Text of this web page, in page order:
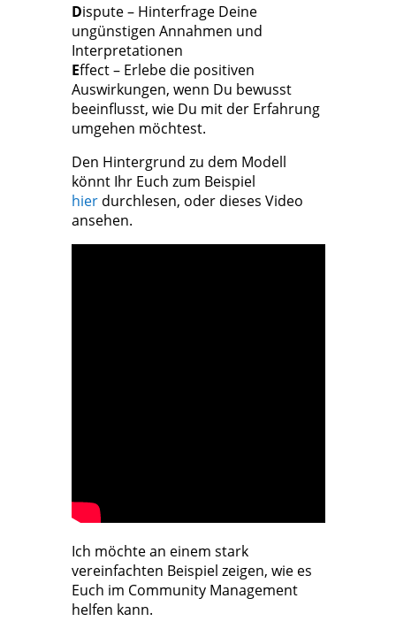
Dispute – Hinterfrage Deine
ungünstigen Annahmen und
Interpretationen
Effect – Erlebe die positiven
Auswirkungen, wenn Du bewusst
beeinflusst, wie Du mit der Erfahrung
umgehen möchtest.
Den Hintergrund zu dem Modell
könnt Ihr Euch zum Beispiel
hierdurchlesen, oder dieses Video
ansehen.
Ich möchte an einem stark
vereinfachten Beispiel zeigen, wie es
Euch im Community Management
helfen kann.